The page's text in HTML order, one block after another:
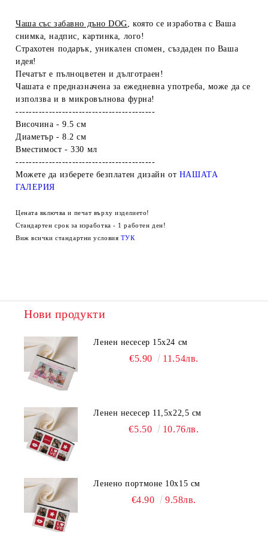
Чаша със забавно дъно DOG, която се изработва с Ваша
снимка, надпис, картинка, лого!
Страхотен подарък, уникален спомен, създаден по Ваша
идея!
Печатът е пълноцветен и дълготраен!
Чашата е предназначена за ежедневна употреба, може да се
използва и в микровълнова фурна!
------------------------------------------
Височина - 9.5 см
Диаметър - 8.2 см
Вместимост - 330 мл
------------------------------------------
Можете да изберете безплатен дизайн от НАШАТА
ГАЛЕРИЯ
Цената включва и печат върху изделието!
Стандартен срок за изработка - 1 работен ден!
Виж всички стандартни условия ТУК
Нови продукти
Ленен несесер 15х24 см
€5.90 11.54лв.
Ленен несесер 11,5х22,5 см
€5.50 10.76лв.
Ленено портмоне 10х15 см
€4.90 9.58лв.